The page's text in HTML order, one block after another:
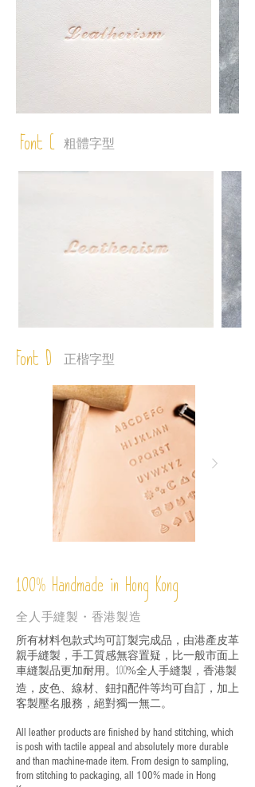
Font C 粗體字型
Font D 正楷字型
100% Handmade in Hong Kong
全人手縫製・香港製造
所有材料包款式均可訂製完成品，由港產皮革
親手縫製，手工質感無容置疑，比一般市面上
車縫製品更加耐用。 100%全人手縫製，香港製
造，皮色、線材、鈕扣配件等均可自訂，加上
客製壓名服務，絕對獨一無二。
All leather products are finished by hand stitching, which
is posh with tactile appeal and absolutely more durable
and than machine-made item. From design to sampling,
from stitching to packaging, all 100% made in Hong